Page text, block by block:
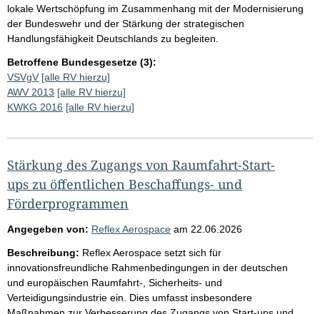
lokale Wertschöpfung im Zusammenhang mit der Modernisierung
der Bundeswehr und der Stärkung der strategischen
Handlungsfähigkeit Deutschlands zu begleiten.
Betroffene Bundesgesetze (3):
VSVgV [alle RV hierzu]
AWV 2013 [alle RV hierzu]
KWKG 2016 [alle RV hierzu]
Stärkung des Zugangs von Raumfahrt-Start-
ups zu öffentlichen Beschaffungs- und
Förderprogrammen
Angegeben von: Reflex Aerospace am 22.06.2026
Beschreibung: Reflex Aerospace setzt sich für
innovationsfreundliche Rahmenbedingungen in der deutschen
und europäischen Raumfahrt-, Sicherheits- und
Verteidigungsindustrie ein. Dies umfasst insbesondere